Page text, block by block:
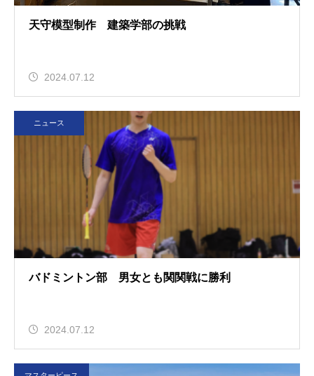
天守模型制作 建築学部の挑戦
2024.07.12
ニュース
バドミントン部 男女とも関関戦に勝利
2024.07.12